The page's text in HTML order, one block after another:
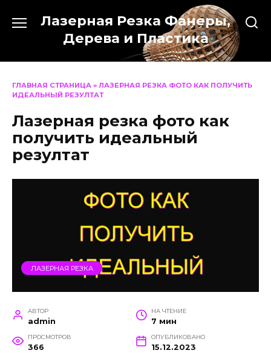
содержанию
Лазерная Резка Фанеры,
Дерева и Пластика
ГЛАВНАЯ СТРАНИЦА » ЛАЗЕРНАЯ РЕЗКА ФОТО КАК ПОЛУЧИТЬ
ИДЕАЛЬНЫЙ РЕЗУЛТАТ
Лазерная резка фото как
получить идеальный
резултат
ЛАЗЕРНАЯ РЕЗКА
АВТОР
admin
НА ЧТЕНИЕ
7 мин
ПРОСМОТРОВ
366
ОПУБЛИКОВАНО
15.12.2023